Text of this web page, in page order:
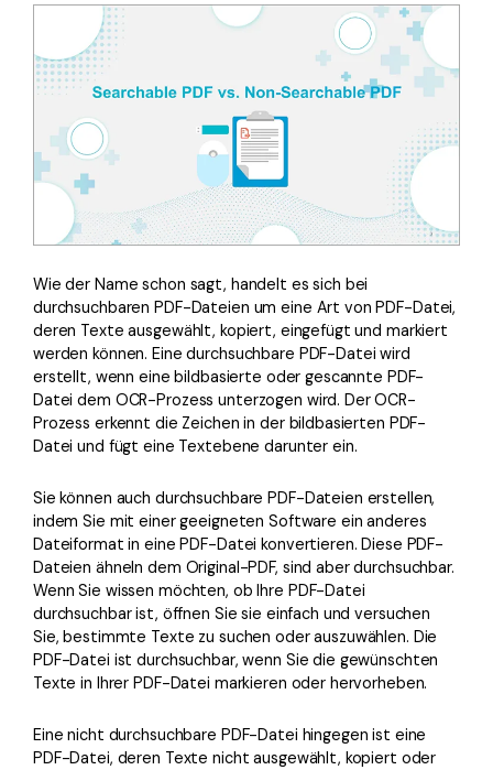
Wie der Name schon sagt, handelt es sich bei
durchsuchbaren PDF-Dateien um eine Art von PDF-Datei,
deren Texte ausgewählt, kopiert, eingefügt und markiert
werden können. Eine durchsuchbare PDF-Datei wird
erstellt, wenn eine bildbasierte oder gescannte PDF-
Datei dem OCR-Prozess unterzogen wird. Der OCR-
Prozess erkennt die Zeichen in der bildbasierten PDF-
Datei und fügt eine Textebene darunter ein.
Sie können auch durchsuchbare PDF-Dateien erstellen,
indem Sie mit einer geeigneten Software ein anderes
Dateiformat in eine PDF-Datei konvertieren. Diese PDF-
Dateien ähneln dem Original-PDF, sind aber durchsuchbar.
Wenn Sie wissen möchten, ob Ihre PDF-Datei
durchsuchbar ist, öffnen Sie sie einfach und versuchen
Sie, bestimmte Texte zu suchen oder auszuwählen. Die
PDF-Datei ist durchsuchbar, wenn Sie die gewünschten
Texte in Ihrer PDF-Datei markieren oder hervorheben.
Eine nicht durchsuchbare PDF-Datei hingegen ist eine
PDF-Datei, deren Texte nicht ausgewählt, kopiert oder